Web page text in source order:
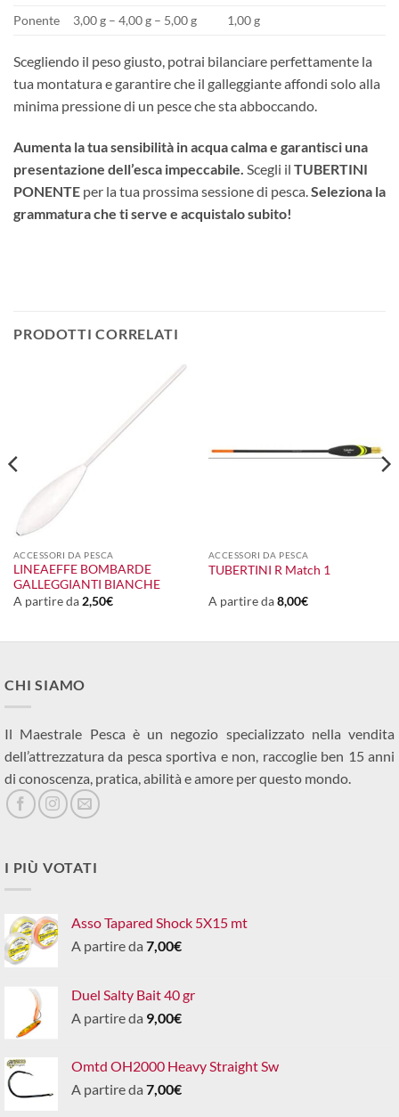
Ponente 3,00 g – 4,00 g – 5,00 g 1,00 g
Scegliendo il peso giusto, potrai bilanciare perfettamente la
tua montatura e garantire che il galleggiante affondi solo alla
minima pressione di un pesce che sta abboccando.
Aumenta la tua sensibilità in acqua calma e garantisci una
presentazione dell’esca impeccabile. Scegli il TUBERTINI
PONENTE per la tua prossima sessione di pesca.Seleziona la
grammatura che ti serve e acquistalo subito!
PRODOTTI CORRELATI
ACCESSORI DA PESCA
LINEAEFFE BOMBARDE
GALLEGGIANTI BIANCHE
A partire da 2,50€
ACCESSORI DA PESCA
TUBERTINI R Match 1
A partire da8,00€
CHI SIAMO
Il Maestrale Pesca è un negozio specializzato nella vendita
dell’attrezzatura da pesca sportiva e non, raccoglie ben 15 anni
di conoscenza, pratica, abilità e amore per questo mondo.
I PIÙ VOTATI
Asso Tapared Shock 5X15 mt
A partire da 7,00€
Duel Salty Bait 40 gr
A partire da 9,00€
Omtd OH2000 Heavy Straight Sw
A partire da 7,00€